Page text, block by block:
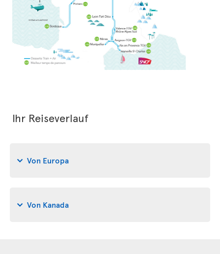
Ihr Reiseverlauf
Von Europa
Von Kanada